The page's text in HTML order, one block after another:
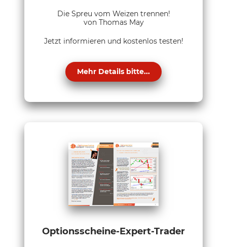
Die Spreu vom Weizen trennen!
von Thomas May
Jetzt informieren und kostenlos testen!
Mehr Details bitte...
Optionsscheine-Expert-Trader